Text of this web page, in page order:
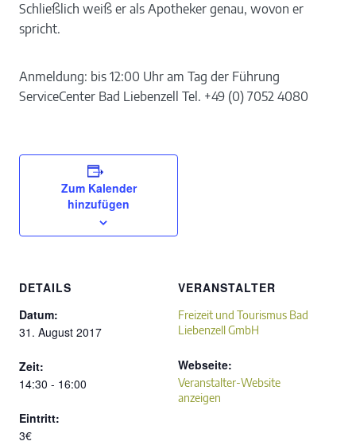
Schließlich weiß er als Apotheker genau, wovon er
spricht.
Anmeldung: bis 12:00 Uhr am Tag der Führung
ServiceCenter Bad Liebenzell Tel. +49 (0) 7052 4080
Zum Kalender
hinzufügen
DETAILS
Datum:
31. August 2017
Zeit:
14:30 - 16:00
Eintritt:
3€
VERANSTALTER
Freizeit und Tourismus Bad
Liebenzell GmbH
Webseite:
Veranstalter-Website
anzeigen